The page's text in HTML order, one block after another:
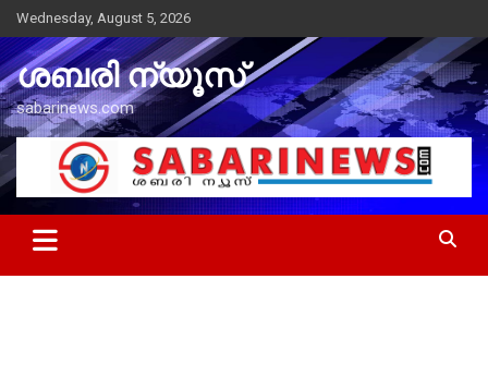
Skip
to
content
Wednesday, August 5, 2026
ശബരി ന്യൂസ്
sabarinews.com